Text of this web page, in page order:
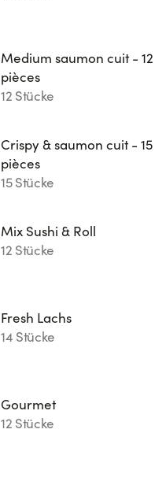
Medium saumon cuit - 12
pièces
12 Stücke
Crispy & saumon cuit - 15
pièces
15 Stücke
Mix Sushi & Roll
12 Stücke
Fresh Lachs
14 Stücke
Gourmet
12 Stücke